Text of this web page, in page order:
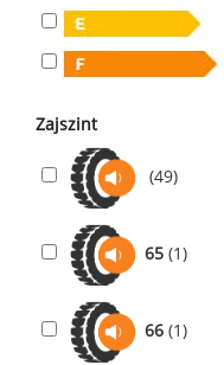
Zajszint
(49)
65 (1)
66 (1)